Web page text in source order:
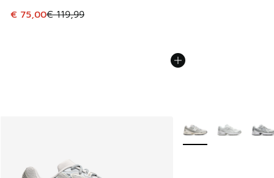
Dit artikel is in de uitverkoop. Dit artikel is in de
€ 75,00€ 119,99
Meer kleuren